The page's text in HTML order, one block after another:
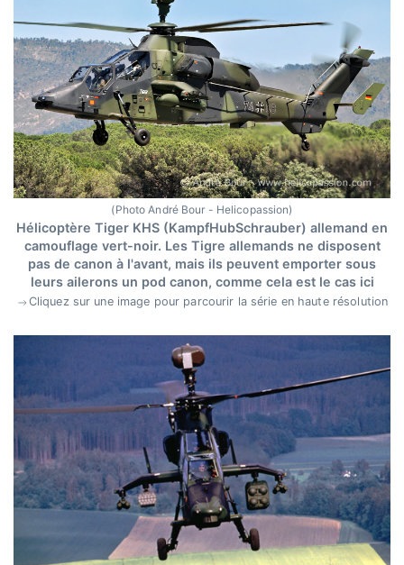
(Photo André Bour - Helicopassion)
Hélicoptère Tiger KHS (KampfHubSchrauber) allemand en
camouflage vert-noir. Les Tigre allemands ne disposent
pas de canon à l'avant, mais ils peuvent emporter sous
leurs ailerons un pod canon, comme cela est le cas ici
Cliquez sur une image pour parcourir la série en haute résolution